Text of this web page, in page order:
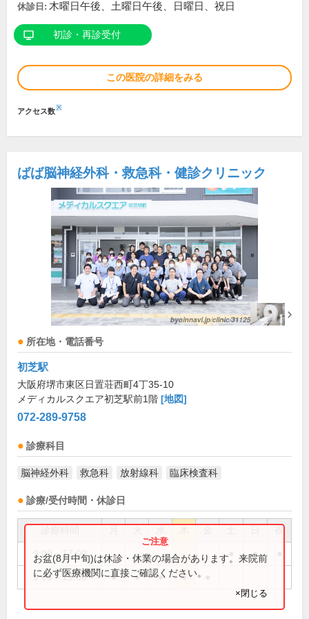
休診日: 木曜日午後、土曜日午後、日曜日、祝日
初診・再診受付
この医院の詳細をみる
アクセス数※
ばば脳神経外科・救急科・健診クリニック
所在地・電話番号
初芝駅
大阪府堺市東区日置荘西町4丁35-10
メディカルスクエア初芝駅前1階 [地図]
072-289-9758
診療科目
脳神経外科 救急科 放射線科 臨床検査科
診療/受付時間・休診日
祝
9:00～17:00 ●
9:00～19:00 ● ● ● ●
お盆(8月中旬)は休診・休業の場合があります。来院前
に必ず医療機関に直接ご確認ください。
×閉じる